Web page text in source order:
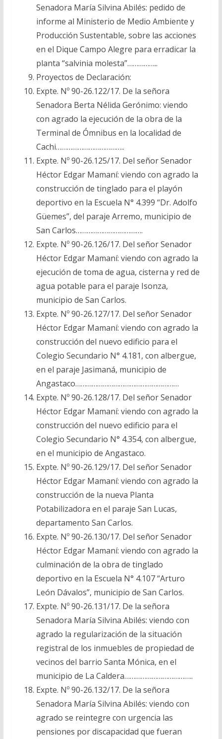
Senadora María Silvina Abilés: pedido de
informe al Ministerio de Medio Ambiente y
Producción Sustentable, sobre las acciones
en el Dique Campo Alegre para erradicar la
planta “salvinia molesta”……………..
Proyectos de Declaración:
Expte. Nº 90-26.122/17. De la señora
Senadora Berta Nélida Gerónimo: viendo
con agrado la ejecución de la obra de la
Terminal de Ómnibus en la localidad de
Cachi………………………………..
Expte. Nº 90-26.125/17. Del señor Senador
Héctor Edgar Mamaní: viendo con agrado la
construcción de tinglado para el playón
deportivo en la Escuela N° 4.399 “Dr. Adolfo
Güemes”, del paraje Arremo, municipio de
San Carlos……………………………….
Expte. Nº 90-26.126/17. Del señor Senador
Héctor Edgar Mamaní: viendo con agrado la
ejecución de toma de agua, cisterna y red de
agua potable para el paraje Isonza,
municipio de San Carlos.
Expte. Nº 90-26.127/17. Del señor Senador
Héctor Edgar Mamaní: viendo con agrado la
construcción del nuevo edificio para el
Colegio Secundario N° 4.181, con albergue,
en el paraje Jasimaná, municipio de
Angastaco…………………………………………………
Expte. Nº 90-26.128/17. Del señor Senador
Héctor Edgar Mamaní: viendo con agrado la
construcción del nuevo edificio para el
Colegio Secundario N° 4.354, con albergue,
en el municipio de Angastaco.
Expte. Nº 90-26.129/17. Del señor Senador
Héctor Edgar Mamaní: viendo con agrado la
construcción de la nueva Planta
Potabilizadora en el paraje San Lucas,
departamento San Carlos.
Expte. Nº 90-26.130/17. Del señor Senador
Héctor Edgar Mamaní: viendo con agrado la
culminación de la obra de tinglado
deportivo en la Escuela N° 4.107 “Arturo
León Dávalos”, municipio de San Carlos.
Expte. Nº 90-26.131/17. De la señora
Senadora María Silvina Abilés: viendo con
agrado la regularización de la situación
registral de los inmuebles de propiedad de
vecinos del barrio Santa Mónica, en el
municipio de La Caldera………………………………..
Expte. Nº 90-26.132/17. De la señora
Senadora María Silvina Abilés: viendo con
agrado se reintegre con urgencia las
pensiones por discapacidad que fueran